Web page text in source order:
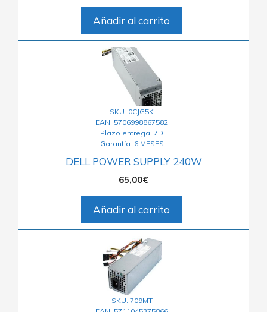
Añadir al carrito
SKU: 0CJG5K
EAN: 5706998867582
Plazo entrega: 7D
Garantía: 6 MESES
DELL POWER SUPPLY 240W
65,00€
Añadir al carrito
SKU: 709MT